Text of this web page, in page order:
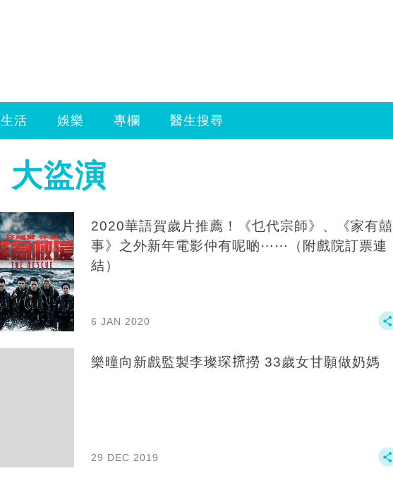
生活 娛樂 專欄 醫生搜尋
大盜演
2020華語賀歲片推薦！《乜代宗師》、《家有囍
事》之外新年電影仲有呢啲⋯⋯（附戲院訂票連
結）
6 JAN 2020
樂曈向新戲監製李璨琛𢱑撈 33歲女甘願做奶媽
29 DEC 2019